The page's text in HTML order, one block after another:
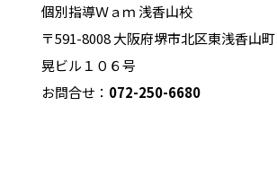
個別指導Ｗａｍ 浅香山校
〒591-8008 大阪府堺市北区東浅香山
晃ビル１０６号
お問合せ： 072-250-6680